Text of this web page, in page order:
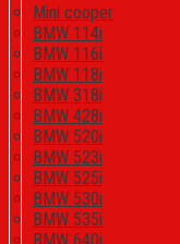
Mini cooper
BMW 114i
BMW 116i
BMW 118i
BMW 318i
BMW 428i
BMW 520i
BMW 523i
BMW 525i
BMW 530i
BMW 535i